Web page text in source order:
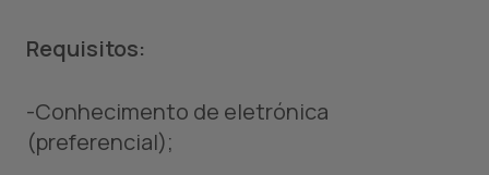
Requisitos:
-Conhecimento de eletrónica
(preferencial);